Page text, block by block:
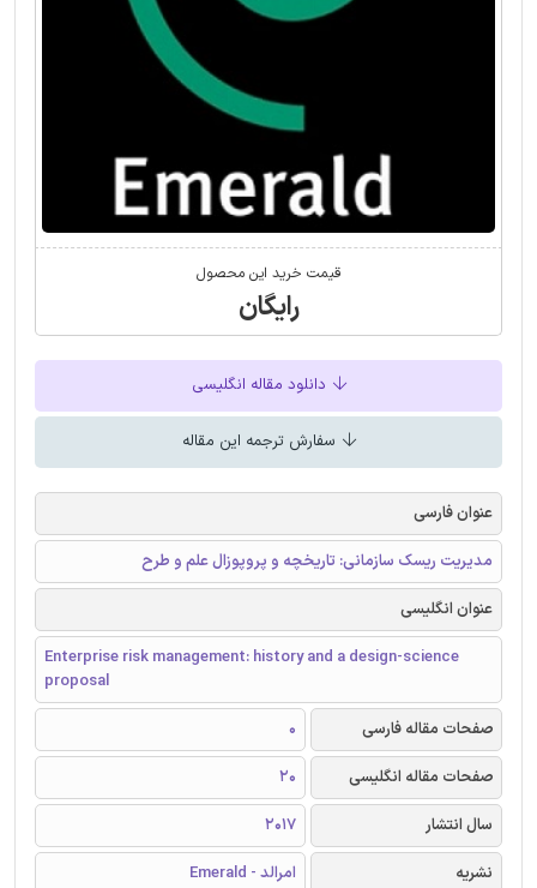
قیمت خرید این محصول
رایگان
دانلود مقاله انگلیسی
سفارش ترجمه این مقاله
عنوان فارسی
مدیریت ریسک سازمانی: تاریخچه و پروپوزال علم و طرح
عنوان انگلیسی
Enterprise risk management: history and a design-science
proposal
صفحات مقاله فارسی
0
صفحات مقاله انگلیسی
20
سال انتشار
2017
نشریه
امرالد - Emerald